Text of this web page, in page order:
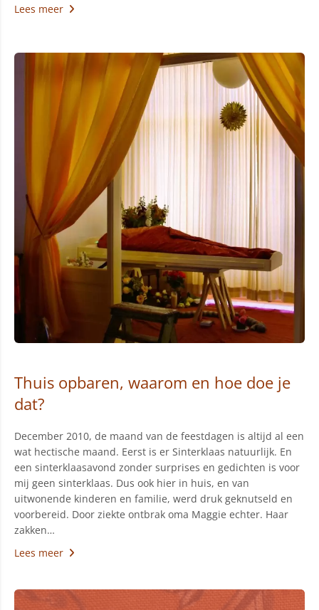
Lees meer
Thuis opbaren, waarom en hoe doe je
dat?
December 2010, de maand van de feestdagen is altijd al een
wat hectische maand. Eerst is er Sinterklaas natuurlijk. En
een sinterklaasavond zonder surprises en gedichten is voor
mij geen sinterklaas. Dus ook hier in huis, en van
uitwonende kinderen en familie, werd druk geknutseld en
voorbereid. Door ziekte ontbrak oma Maggie echter. Haar
zakken…
Lees meer